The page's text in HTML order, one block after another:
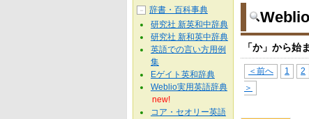
「か」から始
＜前へ 1 2
＞
－
辞書・百科事典
研究社 新英和中辞典
研究社 新和英中辞典
英語での言い方用例
集
Eゲイト英和辞典
Weblio実用英語辞典
new!
コア・セオリー英語